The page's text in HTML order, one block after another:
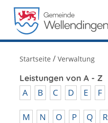
Startseite / Verwaltung
Leistungen von A - Z
A B C D E F
M N O P Q R